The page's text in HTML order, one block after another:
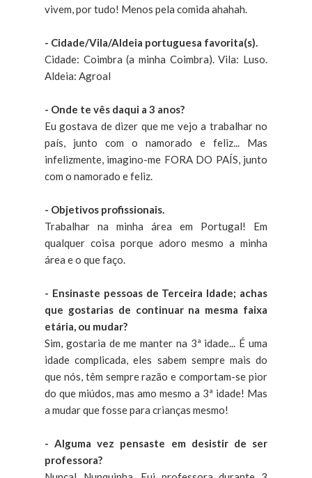
vivem, por tudo! Menos pela comida ahahah.
- Cidade/Vila/Aldeia portuguesa favorita(s).
Cidade: Coimbra (a minha Coimbra). Vila: Luso.
Aldeia: Agroal
- Onde te vês daqui a 3 anos?
Eu gostava de dizer que me vejo a trabalhar no
país, junto com o namorado e feliz... Mas
infelizmente, imagino-me FORA DO PAÍS, junto
com o namorado e feliz.
- Objetivos profissionais.
Trabalhar na minha área em Portugal! Em
qualquer coisa porque adoro mesmo a minha
área e o que faço.
- Ensinaste pessoas de Terceira Idade; achas
que gostarias de continuar na mesma faixa
etária, ou mudar?
Sim, gostaria de me manter na 3ª idade... É uma
idade complicada, eles sabem sempre mais do
que nós, têm sempre razão e comportam-se pior
do que miúdos, mas amo mesmo a 3ª idade! Mas
a mudar que fosse para crianças mesmo!
- Alguma vez pensaste em desistir de ser
professora?